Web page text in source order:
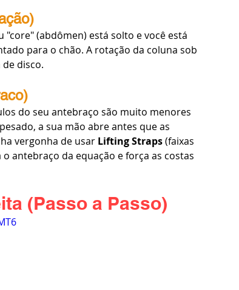
(abdômen) está solto e você está
para o chão. A rotação da coluna sob
disco.
do seu antebraço são muito menores
a sua mão abre antes que as
vergonha de usar Lifting Straps (faixas
antebraço da equação e força as costas
(Passo a Passo)